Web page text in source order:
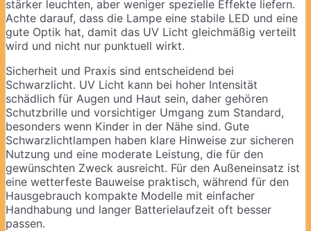
stärker leuchten, aber weniger spezielle Effekte liefern.
Achte darauf, dass die Lampe eine stabile LED und eine
gute Optik hat, damit das UV Licht gleichmäßig verteilt
wird und nicht nur punktuell wirkt.
Sicherheit und Praxis sind entscheidend bei
Schwarzlicht. UV Licht kann bei hoher Intensität
schädlich für Augen und Haut sein, daher gehören
Schutzbrille und vorsichtiger Umgang zum Standard,
besonders wenn Kinder in der Nähe sind. Gute
Schwarzlichtlampen haben klare Hinweise zur sicheren
Nutzung und eine moderate Leistung, die für den
gewünschten Zweck ausreicht. Für den Außeneinsatz ist
eine wetterfeste Bauweise praktisch, während für den
Hausgebrauch kompakte Modelle mit einfacher
Handhabung und langer Batterielaufzeit oft besser
passen.